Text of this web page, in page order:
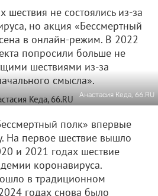
не состоялись из-за
но акция «Бессмертный
в онлайн-режим. В 2022
попросили больше не
шествиями из-за
смысла».
Анастасия Кеда, 66.RU
полк» впервые
На первое шествие вышло
и 2021 годах шествие
коронавируса.
в традиционном
годах снова было